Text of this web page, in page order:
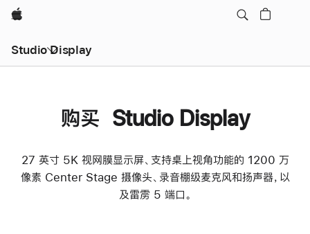
Apple
Studio Display
购买 Studio Display
27 英寸 5K 视网膜显示屏、支持桌上视角功能的 1200 万
像素 Center Stage 摄像头、录音棚级麦克风和扬声器，以
及雷雳 5 端口。